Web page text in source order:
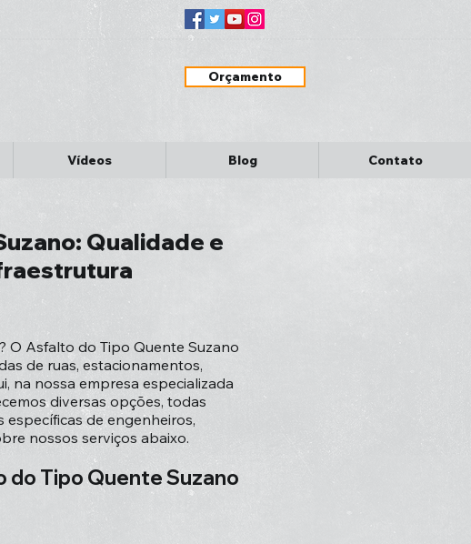
Orçamento
Vídeos Blog Contato
Qualidade e
O Asfalto do Tipo Quente Suzano
de ruas, estacionamentos,
na nossa empresa especializada
diversas opções, todas
de engenheiros,
nossos serviços abaixo.
Tipo Quente Suzano